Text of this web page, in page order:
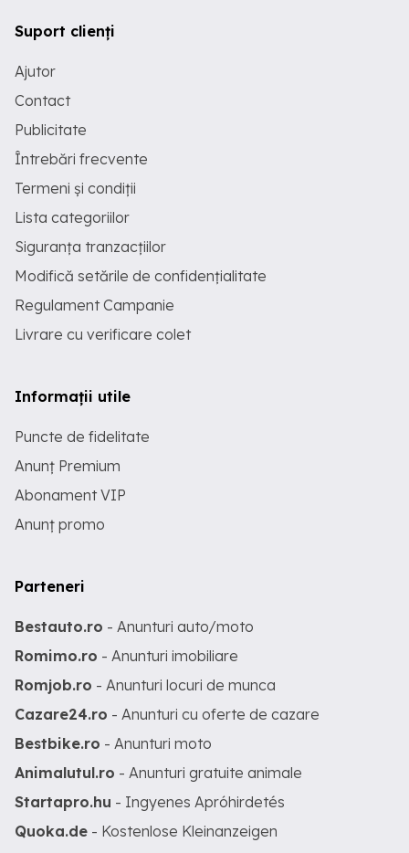
Suport clienți
Ajutor
Contact
Publicitate
Întrebări frecvente
Termeni și condiții
Lista categoriilor
Siguranța tranzacțiilor
Modifică setările de confidențialitate
Regulament Campanie
Livrare cu verificare colet
Informații utile
Puncte de fidelitate
Anunț Premium
Abonament VIP
Anunț promo
Parteneri
Bestauto.ro - Anunturi auto/moto
Romimo.ro - Anunturi imobiliare
Romjob.ro - Anunturi locuri de munca
Cazare24.ro - Anunturi cu oferte de cazare
Bestbike.ro - Anunturi moto
Animalutul.ro - Anunturi gratuite animale
Startapro.hu - Ingyenes Apróhirdetés
Quoka.de - Kostenlose Kleinanzeigen